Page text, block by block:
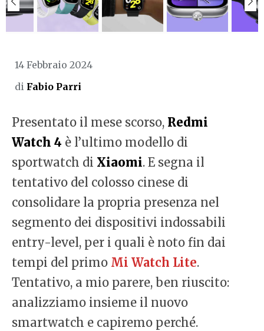
14 Febbraio 2024
di Fabio Parri
Presentato il mese scorso, Redmi
Watch 4 è l’ultimo modello di
sportwatch di Xiaomi. E segna il
tentativo del colosso cinese di
consolidare la propria presenza nel
segmento dei dispositivi indossabili
entry-level, per i quali è noto fin dai
tempi del primo Mi Watch Lite.
Tentativo, a mio parere, ben riuscito:
analizziamo insieme il nuovo
smartwatch e capiremo perché.